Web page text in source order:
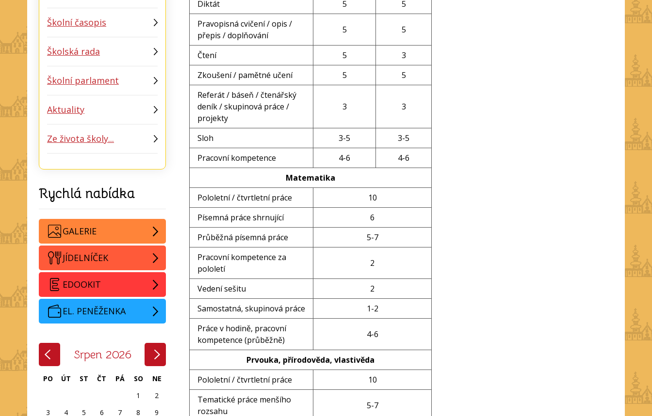
Diktát
5
5
Pravopisná cvičení / opis /
přepis / doplňování
5 5
Čtení 5
3
Zkoušení / pamětné učení
5
5
Referát / báseň / čtenářský
deník / skupinová práce /
projekty
3 3
Sloh 3-5
3-5
Pracovní kompetence
4-6
4-6
Matematika
Pololetní / čtvrtletní práce
10
Písemná práce shrnující
6
Průběžná písemná práce
5-7
Pracovní kompetence za
pololetí
2
Vedení sešitu
2
Samostatná, skupinová práce
1-2
Práce v hodině, pracovní
kompetence (průběžně)
4-6
Prvouka, přírodověda, vlastivěda
Pololetní / čtvrtletní práce
10
Tematické práce menšího
rozsahu
5-7
Školní časopis
Školská rada
Školní parlament
Aktuality
Ze života školy...
Rychlá nabídka
GALERIE
JÍDELNÍČEK
EDOOKIT
EL. PENĚŽENKA
Srpen 2026
PO ÚT ST ČT PÁ SO
NE
1
2
3
4 5 6 7 8
9